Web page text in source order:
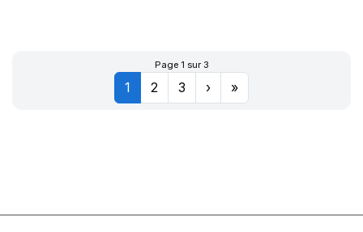
+Ch à air+Flap
Page 1 sur 3
1 2 3 › »